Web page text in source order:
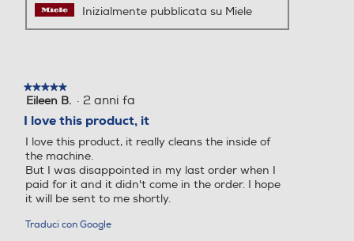
Inizialmente pubblicata su Miele
★★★★★
★★★★★
5
stelle.
Eileen B. · 2 anni fa
I love this product, it
I love this product, it really cleans the inside of
the machine.
But I was disappointed in my last order when I
paid for it and it didn't come in the order. I hope
it will be sent to me shortly.
Traduci con Google